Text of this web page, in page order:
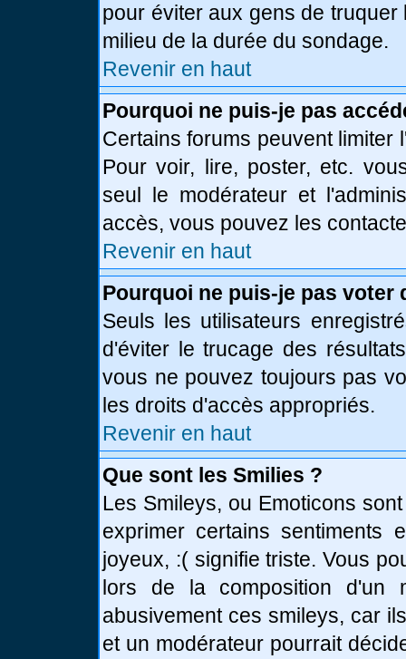
pour éviter aux gens de
milieu de la durée du sondage.
Revenir en haut
Pourquoi ne puis-je pas
Certains forums peuvent
Pour voir, lire, poster, etc.
seul le modérateur et
accès, vous pouvez les
Revenir en haut
Pourquoi ne puis-je pas voter
Seuls les utilisateurs
d'éviter le trucage des
vous ne pouvez toujours pas
les droits d'accès appropriés.
Revenir en haut
Que sont les Smilies ?
Les Smileys, ou Emoticons
exprimer certains sentiments
joyeux, :( signifie triste. Vous
lors de la composition d'un
abusivement ces smileys, car
et un modérateur pourrait